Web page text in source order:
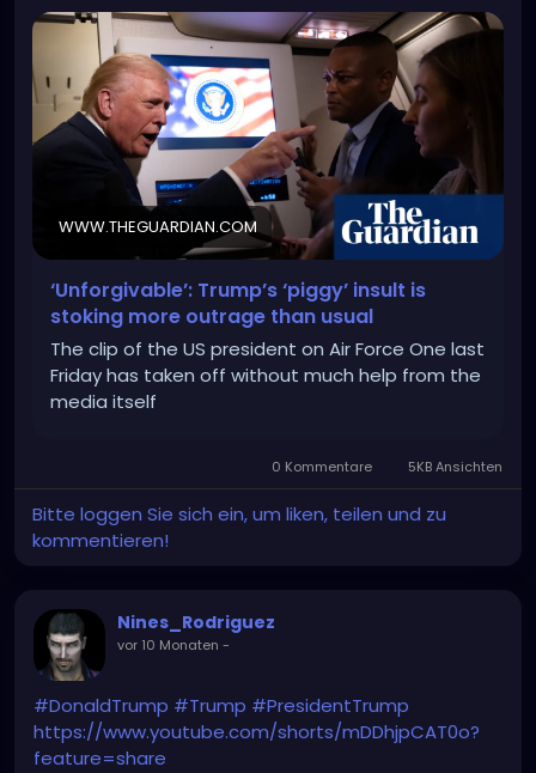
WWW.THEGUARDIAN.COM
‘Unforgivable’: Trump’s ‘piggy’ insult is
stoking more outrage than usual
The clip of the US president on Air Force One last
Friday has taken off without much help from the
media itself
0 Kommentare 5KB Ansichten
Bitte loggen Sie sich ein, um liken, teilen und zu
kommentieren!
Nines_Rodriguez
vor 10 Monaten -
#DonaldTrump #Trump #PresidentTrump
https://www.youtube.com/shorts/mDDhjpCAT0o?
feature=share